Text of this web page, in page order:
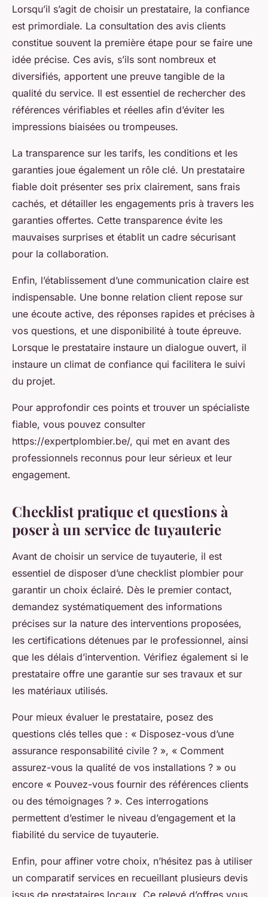
Lorsqu’il s’agit de choisir un prestataire, la confiance
est primordiale. La consultation des avis clients
constitue souvent la première étape pour se faire une
idée précise. Ces avis, s’ils sont nombreux et
diversifiés, apportent une preuve tangible de la
qualité du service. Il est essentiel de rechercher des
références vérifiables et réelles afin d’éviter les
impressions biaisées ou trompeuses.
La transparence sur les tarifs, les conditions et les
garanties joue également un rôle clé. Un prestataire
fiable doit présenter ses prix clairement, sans frais
cachés, et détailler les engagements pris à travers les
garanties offertes. Cette transparence évite les
mauvaises surprises et établit un cadre sécurisant
pour la collaboration.
Enfin, l’établissement d’une communication claire est
indispensable. Une bonne relation client repose sur
une écoute active, des réponses rapides et précises à
vos questions, et une disponibilité à toute épreuve.
Lorsque le prestataire instaure un dialogue ouvert, il
instaure un climat de confiance qui facilitera le suivi
du projet.
Pour approfondir ces points et trouver un spécialiste
fiable, vous pouvez consulter
https://expertplombier.be/, qui met en avant des
professionnels reconnus pour leur sérieux et leur
engagement.
Checklist pratique et questions à
poser à un service de tuyauterie
Avant de choisir un service de tuyauterie, il est
essentiel de disposer d’une checklist plombier pour
garantir un choix éclairé. Dès le premier contact,
demandez systématiquement des informations
précises sur la nature des interventions proposées,
les certifications détenues par le professionnel, ainsi
que les délais d’intervention. Vérifiez également si le
prestataire offre une garantie sur ses travaux et sur
les matériaux utilisés.
Pour mieux évaluer le prestataire, posez des
questions clés telles que : « Disposez-vous d’une
assurance responsabilité civile ? », « Comment
assurez-vous la qualité de vos installations ? » ou
encore « Pouvez-vous fournir des références clients
ou des témoignages ? ». Ces interrogations
permettent d’estimer le niveau d’engagement et la
fiabilité du service de tuyauterie.
Enfin, pour affiner votre choix, n’hésitez pas à utiliser
un comparatif services en recueillant plusieurs devis